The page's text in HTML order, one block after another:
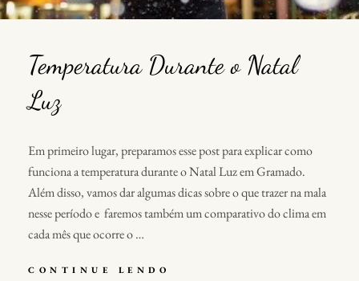
Temperatura Durante o Natal
Luz
Em primeiro lugar, preparamos esse post para explicar como
funciona a temperatura durante o Natal Luz em Gramado.
Além disso, vamos dar algumas dicas sobre o que trazer na mala
nesse período e faremos também um comparativo do clima em
cada mês que ocorre o …
CONTINUE LENDO